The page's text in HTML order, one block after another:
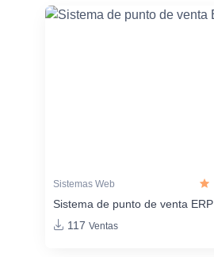
Sistemas Web
Sistema de punto de venta ERP
117 Ventas